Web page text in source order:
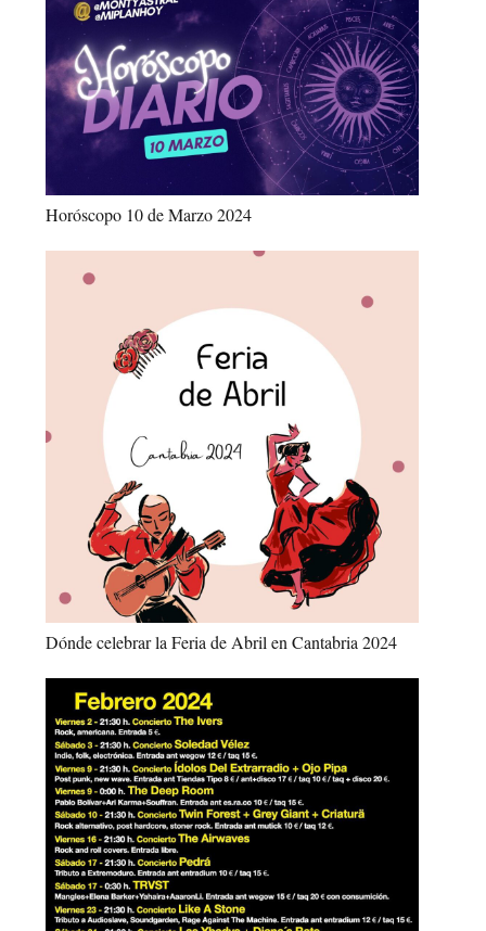
Horóscopo 10 de Marzo 2024
Dónde celebrar la Feria de Abril en Cantabria 2024